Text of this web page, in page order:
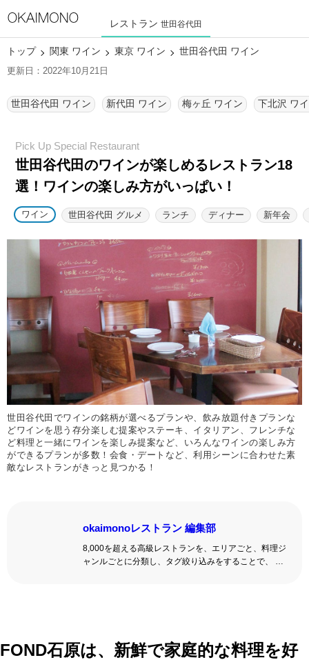
レストラン 世田谷代田
トップ 関東 ワイン 東京 ワイン 世田谷代田 ワイン
更新日：2022年10月21日
世田谷代田 ワイン 新代田 ワイン 梅ヶ丘 ワイン 下北沢 ワ
世田谷代田のワインが楽しめるレストラン18
選！ ワインの楽しみ方がいっぱい！
ワイン 世田谷代田 グルメ ランチ ディナー 新年会
世田谷代田でワインの銘柄が選べるプランや、飲み放題付きプランな
どワインを思う存分楽しむ提案やステーキ、イタリアン、フレンチな
ど料理と一緒にワインを楽しみ提案など、いろんなワインの楽しみ方
ができるプランが多数！会食・デートなど、利用シーンに合わせた素
敵なレストランがきっと見つかる！
okaimonoレストラン 編集部
8,000を超える高級レストランを、エリアごと、料理ジ
ャンルごとに分類し、タグ絞り込みをすることで、 い
FOND石原は、新鮮で家庭的な料理を好